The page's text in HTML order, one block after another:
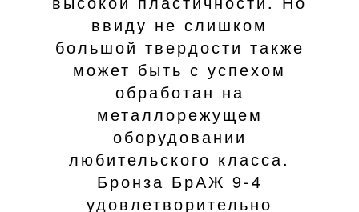
ввиду не слишком
большой твердости также
может быть с успехом
обработан на
металлорежущем
оборудовании
любительского класса.
Бронза БрАЖ 9-4
удовлетворительно